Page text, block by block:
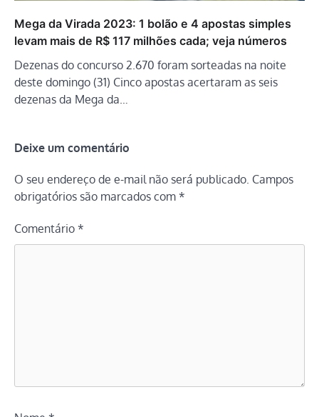
Mega da Virada 2023: 1 bolão e 4 apostas simples
levam mais de R$ 117 milhões cada; veja números
Dezenas do concurso 2.670 foram sorteadas na noite
deste domingo (31) Cinco apostas acertaram as seis
dezenas da Mega da…
Deixe um comentário
O seu endereço de e-mail não será publicado. Campos
obrigatórios são marcados com *
Comentário *